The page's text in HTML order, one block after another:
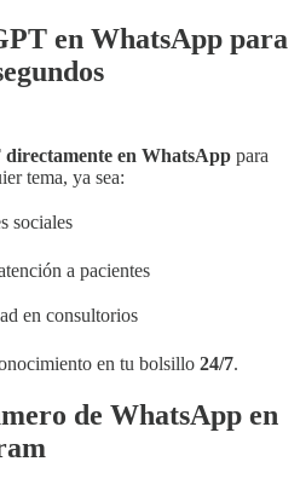
en WhatsApp para
en WhatsApp para
tema, ya sea:
sociales
a pacientes
en consultorios
en tu bolsillo 24/7.
de WhatsApp en